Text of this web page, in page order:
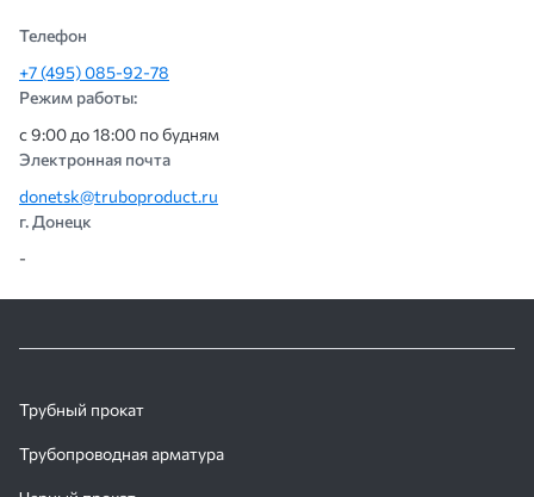
Телефон
+7 (495) 085-92-78
Режим работы:
с 9:00 до 18:00 по будням
Электронная почта
donetsk@truboproduct.ru
г. Донецк
-
Трубный прокат
Трубопроводная арматура